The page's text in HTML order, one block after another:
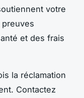
votre
et des frais
la réclamation
Contactez